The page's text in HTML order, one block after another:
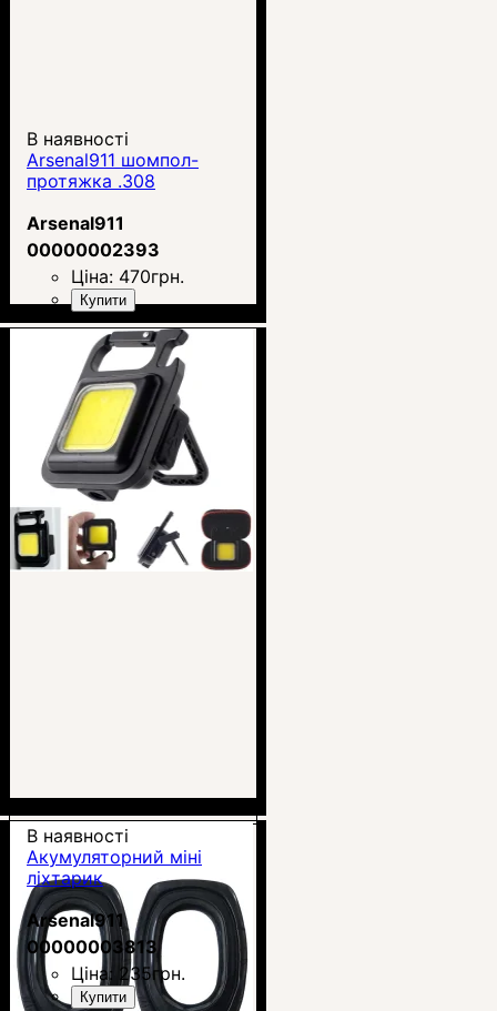
В наявності
Arsenal911 шомпол-
протяжка .308
Arsenal911
00000002393
Ціна: 470грн.
Купити
В наявності
Акумуляторний міні
ліхтарик
Arsenal911
00000003813
Ціна: 235грн.
Купити